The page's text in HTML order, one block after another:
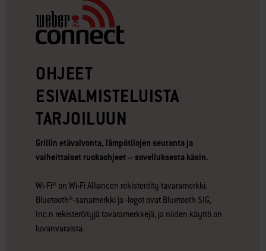
OHJEET
ESIVALMISTELUISTA
TARJOILUUN
Grillin etävalvonta, lämpötilojen seuranta ja
vaiheittaiset ruokaohjeet – sovelluksesta käsin.
Wi-Fi® on Wi-Fi Alliancen rekisteröity tavaramerkki.
Bluetooth®-sanamerkki ja -logot ovat Bluetooth SIG,
Inc:n rekisteröityjä tavaramerkkejä, ja niiden käyttö on
luvanvaraista.